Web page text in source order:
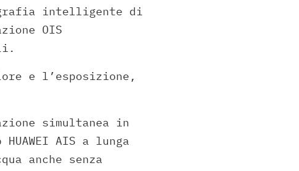
intelligente di
OIS
e l’esposizione,
simultanea in
AIS a lunga
anche senza